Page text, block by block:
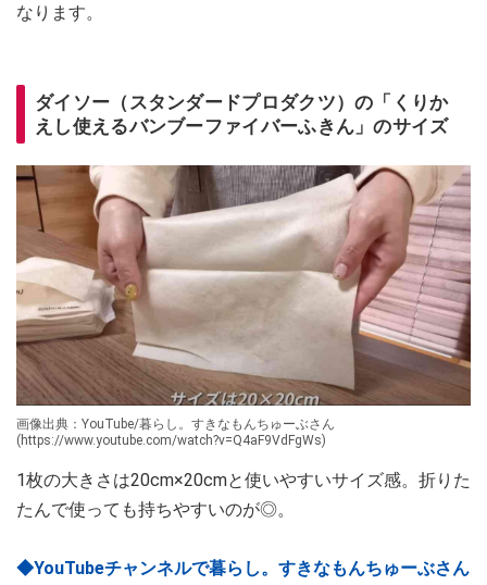
なります。
ダイソー（スタンダードプロダクツ）の「くりか
えし使えるバンブーファイバーふきん」のサイズ
画像出典：YouTube/暮らし。すきなもんちゅーぶさん
(https://www.youtube.com/watch?v=Q4aF9VdFgWs)
1枚の大きさは20cm×20cmと使いやすいサイズ感。折りた
たんで使っても持ちやすいのが◎。
◆YouTubeチャンネルで暮らし。すきなもんちゅーぶさん